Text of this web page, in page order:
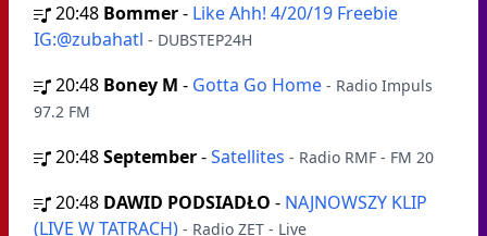
20:48 Bommer- Like Ahh! 4/20/19 Freebie
IG:@zubahatl - DUBSTEP24H
20:48 Boney M - Gotta Go Home - Radio Impuls
97.2 FM
20:48September-Satellites - Radio RMF - FM 20
20:48 DAWID PODSIADŁO - NAJNOWSZY KLIP
(LIVE W TATRACH) - Radio ZET - Live